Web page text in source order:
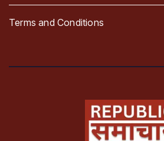
Terms and Conditions